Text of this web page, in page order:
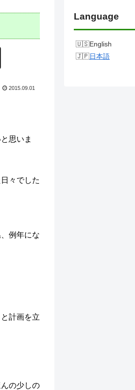
2015.09.01
思いま
々でした
例年にな
計画を立
の少しの
Language
English
日本語